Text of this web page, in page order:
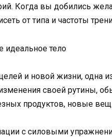
Когда вы добились
от типа и частоты
идеальное тело
и новой жизни, одна
своей рутины,
продуктов, новые
с силовыми